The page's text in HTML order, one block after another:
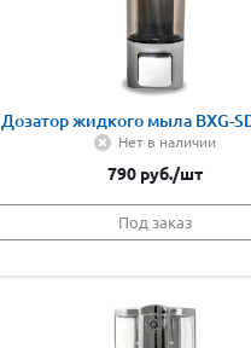
Дозатор жидкого мыла BXG-
Нет в наличии
790 руб./шт
Под заказ